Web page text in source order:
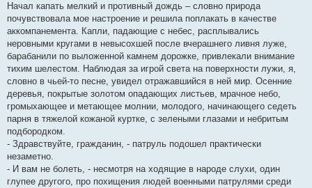
Начал капать мелкий и противный дождь – словно природа
почувствовала мое настроение и решила поплакать в качестве
аккомпанемента. Капли, падающие с небес, расплывались
неровными кругами в невысохшей после вчерашнего ливня луже,
барабанили по выложенной камнем дорожке, привлекали внимание
тихим шелестом. Наблюдая за игрой света на поверхности лужи, я,
словно в чьей-то песне, увидел отражавшийся в ней мир. Осенние
деревья, покрытые золотом опадающих листьев, мрачное небо,
громыхающее и метающее молнии, молодого, начинающего седеть
парня в тяжелой кожаной куртке, с зелеными глазами и небритым
подбородком.
- Здравствуйте, гражданин, - патруль подошел практически
незаметно.
- И вам не болеть, - несмотря на ходящие в народе слухи, один
глупее другого, про похищения людей военными патрулями среди